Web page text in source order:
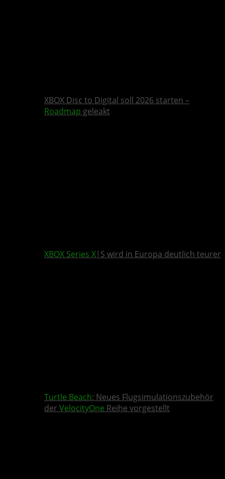
XBOX Disc to Digital soll 2026 starten –
Roadmap geleakt
XBOX Series X|S wird in Europa deutlich teurer
Turtle Beach: Neues Flugsimulationszubehör
der VelocityOne Reihe vorgestellt